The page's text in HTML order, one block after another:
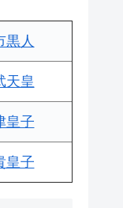
黒人
天皇
皇子
皇子